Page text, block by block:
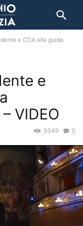
e CDA alla guida
e
VIDEO
0
3349